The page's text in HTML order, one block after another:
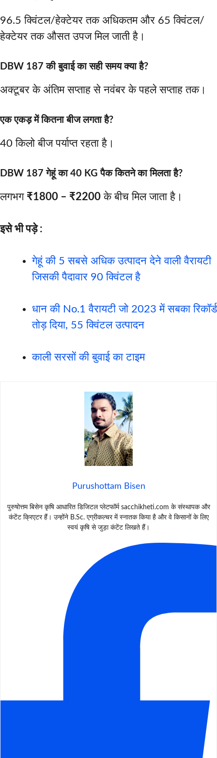
96.5 क्विंटल/हेक्टेयर तक अधिकतम और 65 क्विंटल/
हेक्टेयर तक औसत उपज मिल जाती है।
DBW 187 की बुवाई का सही समय क्या है?
अक्टूबर के अंतिम सप्ताह से नवंबर के पहले सप्ताह तक।
एक एकड़ में कितना बीज लगता है?
40 किलो बीज पर्याप्त रहता है।
DBW 187 गेहूं का 40 KG पैक कितने का मिलता है?
लगभग ₹1800 – ₹2200 के बीच मिल जाता है।
इसे भी पड़े :
गेहूं की 5 सबसे अधिक उत्पादन देने वाली वैरायटी
जिसकी पैदावार 90 क्विंटल है
धान की No.1 वैरायटी जो 2023 में सबका रिकॉर्ड
तोड़ दिया, 55 क्विंटल उत्पादन
काली सरसों की बुवाई का टाइम
Purushottam Bisen
पुरुषोत्तम बिसेन कृषि आधारित डिजिटल प्लेटफॉर्म sacchikheti.com के संस्थापक और
कंटेंट क्रिएटर हैं। उन्होंने B.Sc. एग्रीकल्चर में स्नातक किया है और वे किसानों के लिए
स्वयं कृषि से जुड़ा कंटेंट लिखते हैं।